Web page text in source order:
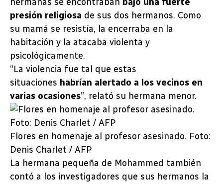
presión religiosa de sus dos hermanos. Como
su mamá se resistía, la encerraba en la
habitación y la atacaba violenta y
psicológicamente.
“La violencia fue tal que estas
situaciones habrían alertado a los vecinos en
varias ocasiones”, relató su hermana menor.
Flores en homenaje al profesor asesinado. Foto:
Denis Charlet / AFP
La hermana pequeña de Mohammed también
contó a los investigadores que sus hermanos la